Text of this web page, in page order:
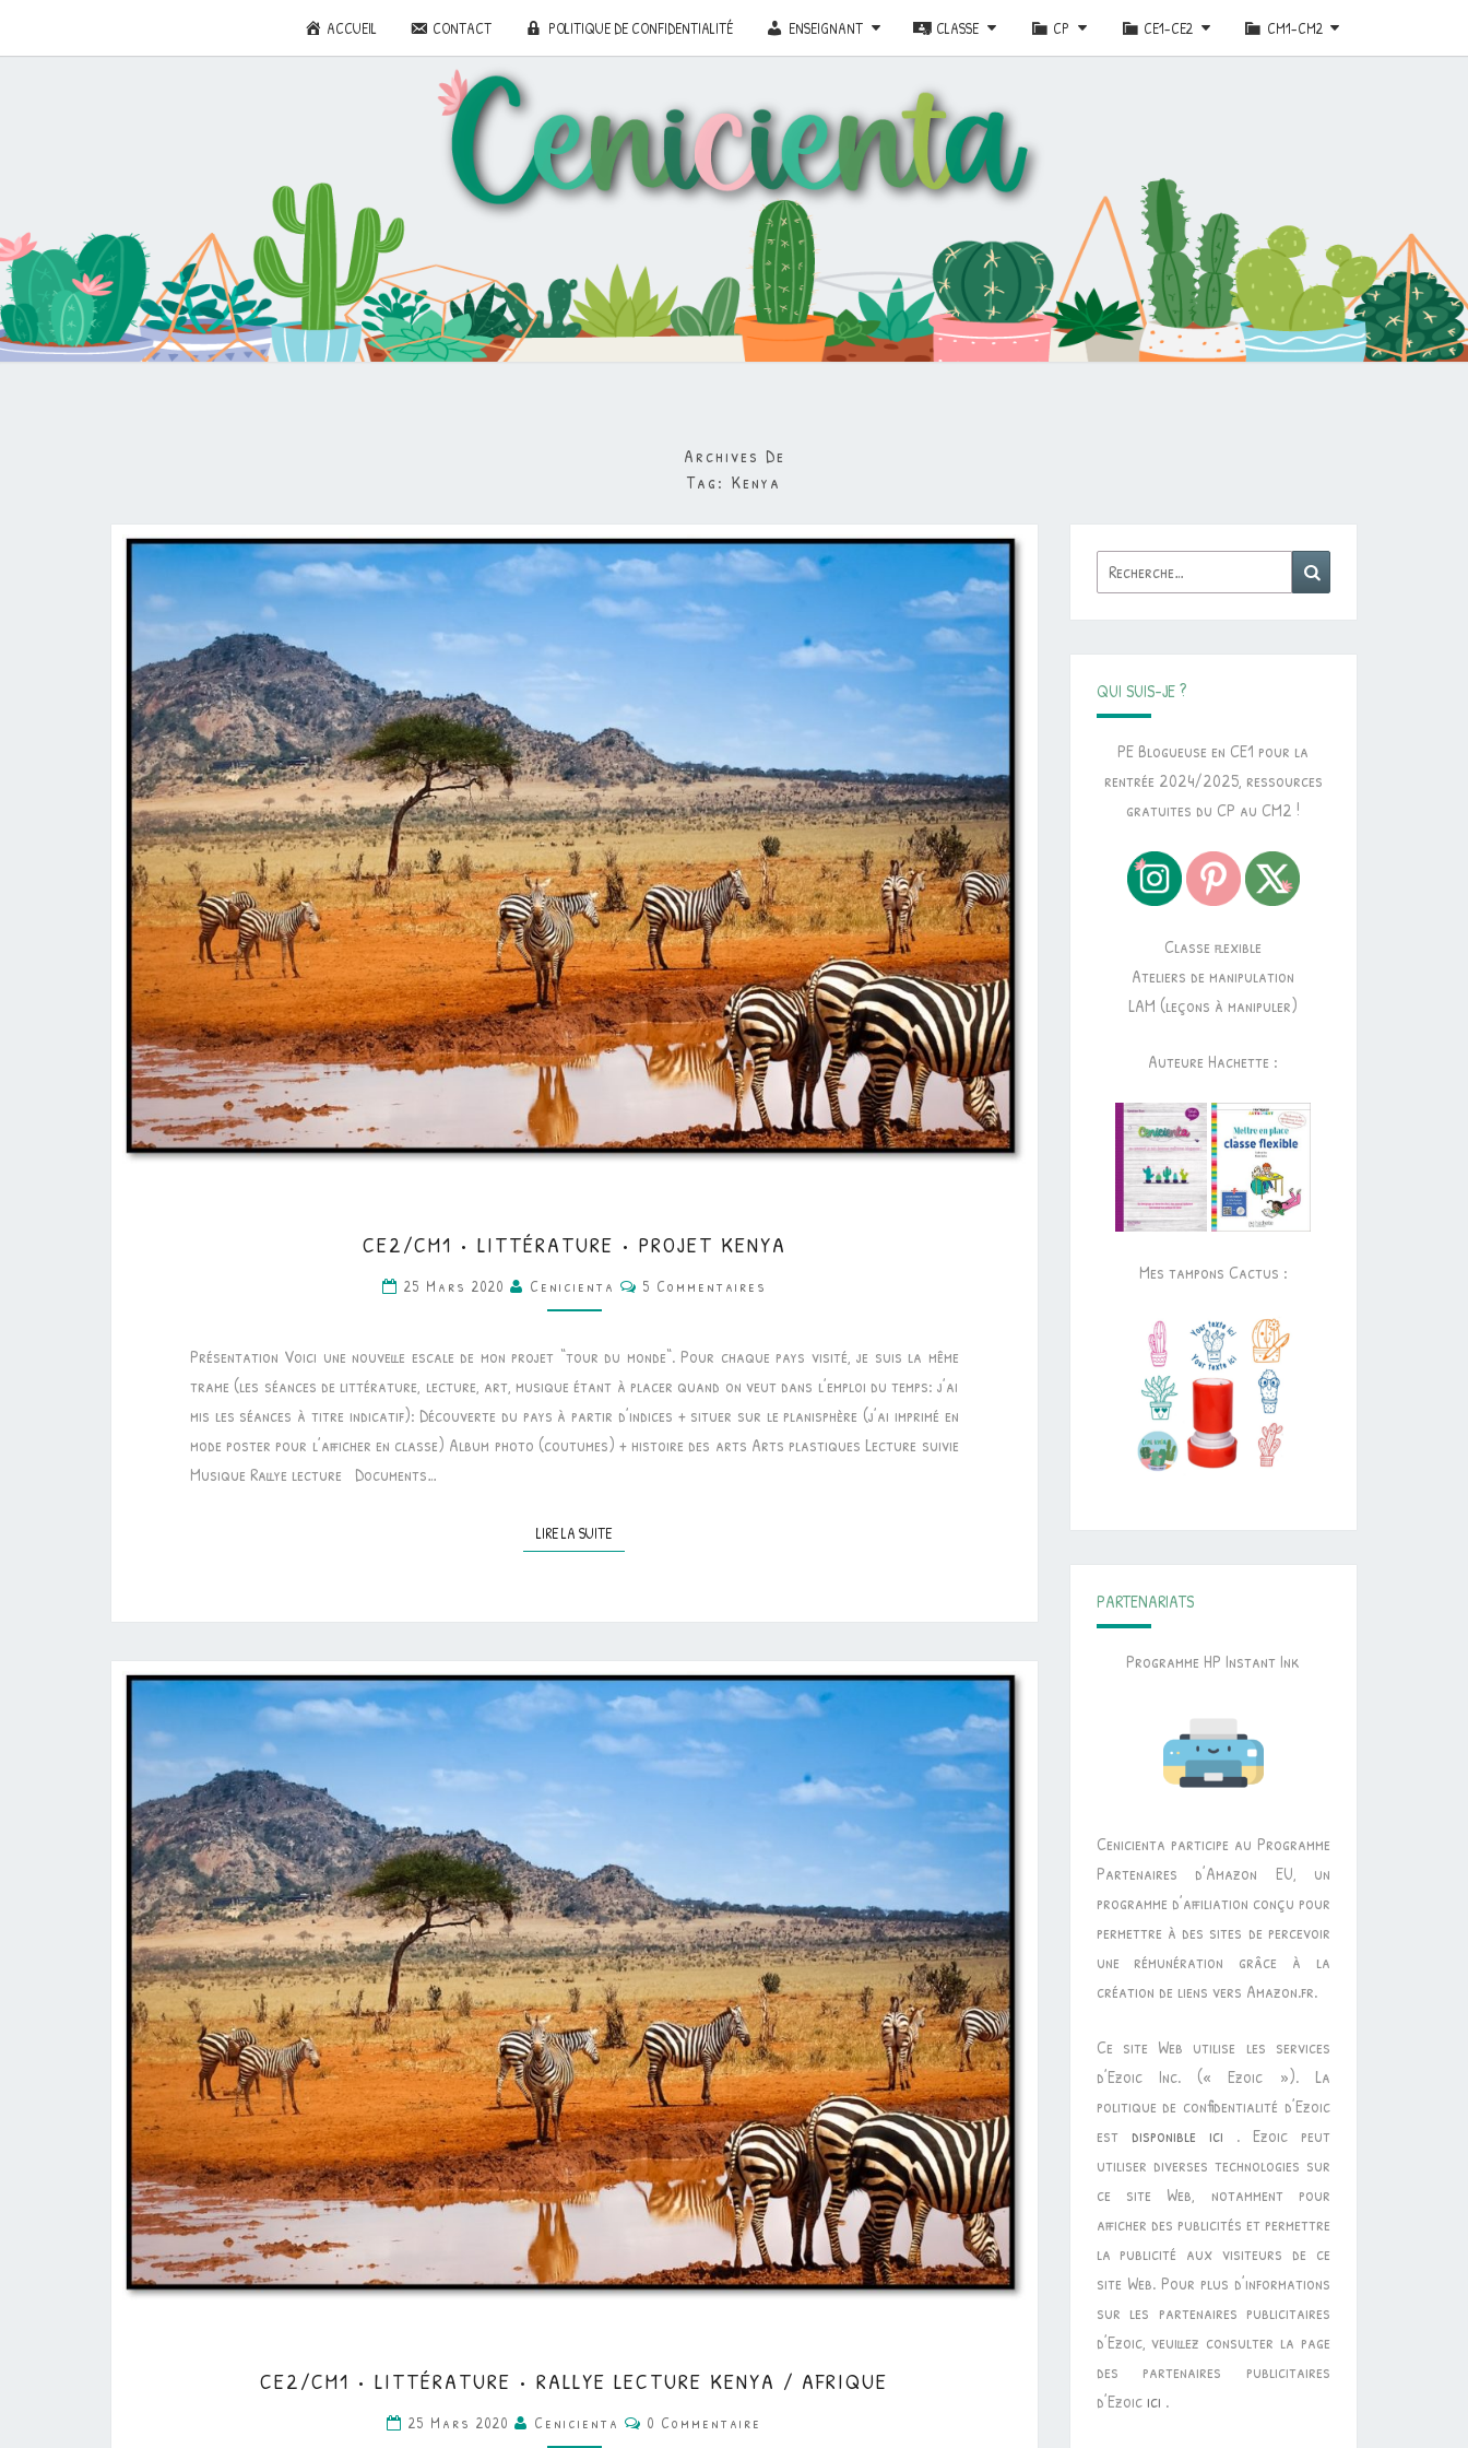
ACCUEIL CONTACT POLITIQUE DE CONFIDENTIALITÉ ENSEIGNANT CLASSE CP CE1-CE2 CM1-CM2
Archives De
Tag: Kenya
•
LITTÉRATURE
PROJET
KENYA
CE2/CM1 • LITTÉRATURE • PROJET KENYA
25 Mars 2020 Cenicienta Commentaires
5 Commentaires
Présentation Voici une nouvelle escale de mon projet “tour du monde“. Pour chaque pays visité, je suis la même
trame (les séances de littérature, lecture, art, musique étant à placer quand on veut dans l’emploi du temps: j’ai
mis les séances à titre indicatif): Découverte du pays à partir d’indices + situer sur le planisphère (j’ai imprimé en
mode poster pour l’afficher en classe) Album photo (coutumes) + histoire des arts Arts plastiques Lecture suivie
Musique Rallye lecture Documents…
LIRE LA SUITELIRE LA SUITE
•
LITTÉRATURE
CE2/CM1 • LITTÉRATURE • RALLYE LECTURE KENYA / AFRIQUE
25 Mars 2020 Cenicienta Commentaires
0 Commentaire
Rechercher :
QUI SUIS-JE ?
PE Blogueuse en CE1 pour la
rentrée 2024/2025, ressources
gratuites du CP au CM2 !
Classe flexible
Ateliers de manipulation
LAM (leçons à manipuler)
Auteure Hachette :
Mes tampons Cactus :
PARTENARIATS
Programme HP Instant Ink
Cenicienta participe au Programme
Partenaires d’Amazon EU, un
programme d’affiliation conçu pour
permettre à des sites de percevoir
une rémunération grâce à la
création de liens vers Amazon.fr.
Ce site Web utilise les services
d’Ezoic Inc. (« Ezoic »). La
politique de confidentialité d’Ezoic
est disponible ici . Ezoic peut
utiliser diverses technologies sur
ce site Web, notamment pour
afficher des publicités et permettre
la publicité aux visiteurs de ce
site Web. Pour plus d’informations
sur les partenaires publicitaires
d’Ezoic, veuillez consulter la page
des partenaires publicitaires
d’Ezoic ici .